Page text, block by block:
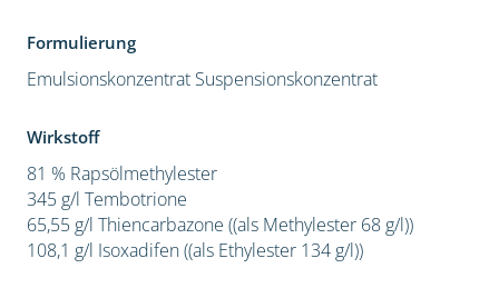
Formulierung
Emulsionskonzentrat Suspensionskonzentrat
Wirkstoff
81 % Rapsölmethylester
345 g/l Tembotrione
65,55 g/l Thiencarbazone ((als Methylester 68 g/l))
108,1 g/l Isoxadifen ((als Ethylester 134 g/l))